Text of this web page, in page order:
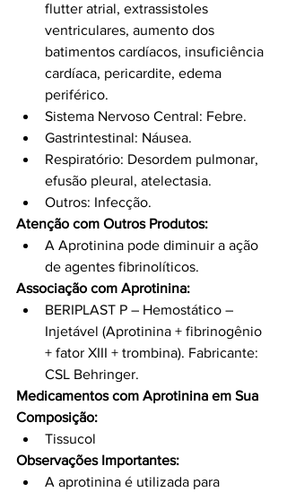
flutter atrial, extrassistoles
ventriculares, aumento dos
batimentos cardíacos, insuficiência
cardíaca, pericardite, edema
periférico.
Sistema Nervoso Central: Febre.
Gastrintestinal: Náusea.
Respiratório: Desordem pulmonar,
efusão pleural, atelectasia.
Outros: Infecção.
Atenção com Outros Produtos:
A Aprotinina pode diminuir a ação
de agentes fibrinolíticos.
Associação com Aprotinina:
BERIPLAST P – Hemostático –
Injetável (Aprotinina + fibrinogênio
+ fator XIII + trombina). Fabricante:
CSL Behringer.
Medicamentos com Aprotinina em Sua
Composição:
Tissucol
Observações Importantes:
A aprotinina é utilizada para